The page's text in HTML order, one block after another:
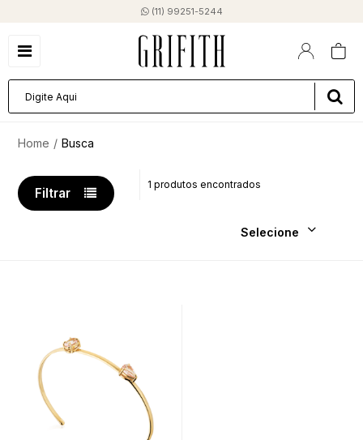
(11) 99251-5244
Busca
Filtrar
1 produtos encontrados
Selecione